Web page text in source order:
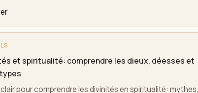
et spiritualité: comprendre les dieux, déesses et
pour comprendre les divinités en spiritualité: mythes,